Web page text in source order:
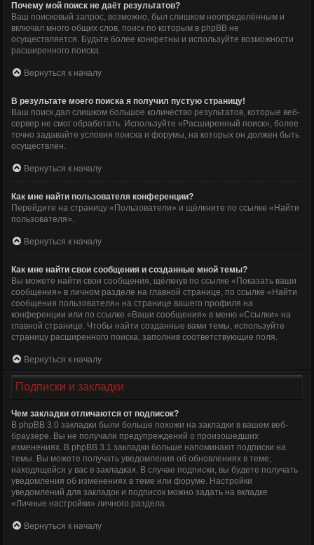
Почему мой поиск не даёт результатов?
Ваш поисковый запрос, возможно, был слишком неопределённым и
включал много общих слов, поиск по которым в phpBB не
осуществляется. Будьте более конкретны и используйте возможности
расширенного поиска.
Вернуться к началу
В результате моего поиска я получил пустую страницу!
Ваш поиск дал слишком большое количество результатов, которые веб-
сервер не смог обработать. Используйте «Расширенный поиск», более
точно задавайте условия поиска и форумы, на которых он должен быть
осуществлён.
Вернуться к началу
Как мне найти пользователя конференции?
Перейдите на страницу «Пользователи» и щёлкните по ссылке «Найти
пользователя».
Вернуться к началу
Как мне найти свои сообщения и созданные мной темы?
Вы можете найти свои сообщения, щёлкнув по ссылке «Показать ваши
сообщения» в личном разделе на главной странице, по ссылке «Найти
сообщения пользователя» на странице вашего профиля на
конференции или по ссылке «Ваши сообщения» в меню «Ссылки» на
главной странице. Чтобы найти созданные вами темы, используйте
страницу расширенного поиска, заполнив соответствующие поля.
Вернуться к началу
Подписки и закладки
Чем закладки отличаются от подписок?
В phpBB 3.0 закладки были больше похожи на закладки в вашем веб-
браузере. Вы не получали предупреждений о произошедших
изменениях. В phpBB 3.1 закладки больше напоминают подписки на
темы. Вы можете получать уведомления об обновлениях в теме,
находящейся у вас в закладках. В случае подписки, вы будете получать
уведомления об изменениях в теме или форуме. Настройки
уведомлений для закладок и подписок можно задать на вкладке
«Личные настройки» личного раздела.
Вернуться к началу